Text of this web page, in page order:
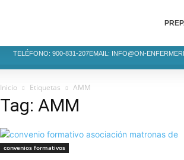
TELÉFONO: 900-831-207EMAIL: INFO@ON-
Inicio Etiquetas AMM
Tag: AMM
convenios formativos